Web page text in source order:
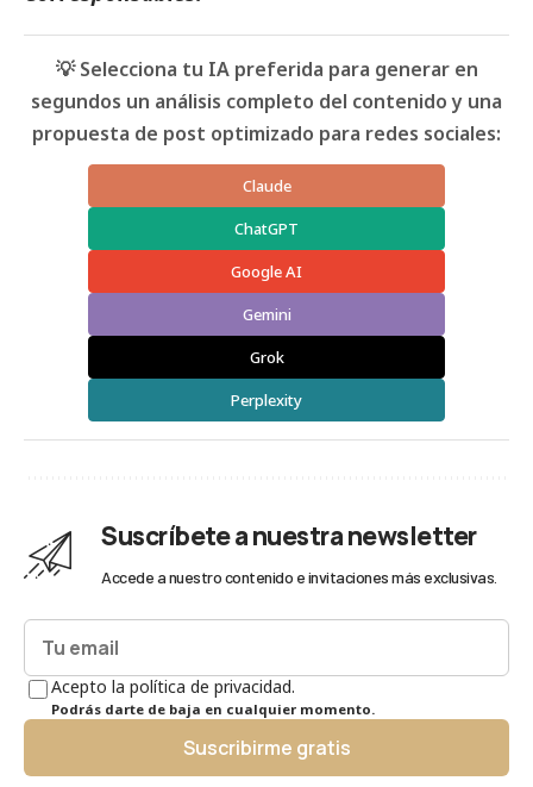
💡 Selecciona tu IA preferida para generar en
segundos un análisis completo del contenido y una
propuesta de post optimizado para redes sociales:
Claude
ChatGPT
Google AI
Gemini
Grok
Perplexity
Suscríbete a nuestra newsletter
Accede a nuestro contenido e invitaciones más exclusivas.
Acepto la política de privacidad.
Podrás darte de baja en cualquier momento.
Suscribirme gratis